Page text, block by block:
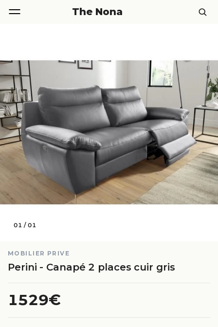
The Nona
01 /01
MOBILIER PRIVE
Perini - Canapé 2 places cuir gris
1529€